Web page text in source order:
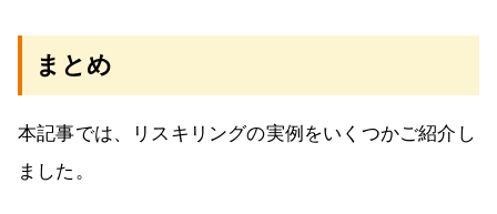
まとめ
本記事では、リスキリングの実例をいくつかご紹介し
ました。